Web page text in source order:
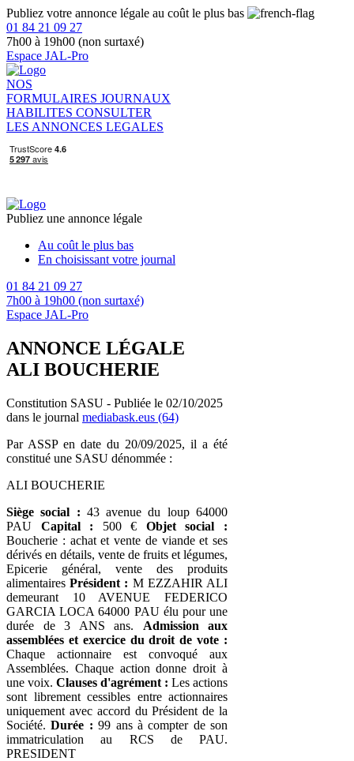
Publiez votre annonce légale au coût le plus bas
01 84 21 09 27
7h00 à 19h00 (non surtaxé)
Espace JAL-Pro
NOS
FORMULAIRES JOURNAUX
HABILITES CONSULTER
LES ANNONCES LEGALES
Publiez une annonce légale
Au coût le plus bas
En choisissant votre journal
01 84 21 09 27
7h00 à 19h00 (non surtaxé)
Espace JAL-Pro
ANNONCE LÉGALE
ALI BOUCHERIE
Constitution SASU - Publiée le 02/10/2025
dans le journal mediabask.eus (64)
Par ASSP en date du 20/09/2025, il a été
constitué une SASU dénommée :
ALI BOUCHERIE
Siège social : 43 avenue du loup 64000
PAU Capital : 500 € Objet social :
Boucherie : achat et vente de viande et ses
dérivés en détails, vente de fruits et légumes,
Epicerie général, vente des produits
alimentairesPrésident : M EZZAHIR ALI
demeurant 10 AVENUE FEDERICO
GARCIA LOCA 64000 PAU élu pour une
durée de 3 ANS ans. Admission aux
assemblées et exercice du droit de vote :
Chaque actionnaire est convoqué aux
Assemblées. Chaque action donne droit à
une voix. Clauses d'agrément : Les actions
sont librement cessibles entre actionnaires
uniquement avec accord du Président de la
Société.Durée : 99 ans à compter de son
immatriculation au RCS de PAU.
PRESIDENT